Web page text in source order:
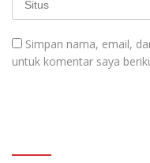
Simpan nama, email,
untuk komentar saya